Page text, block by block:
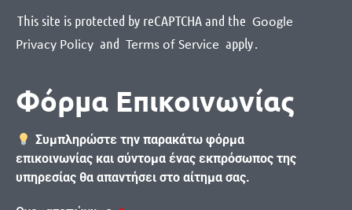
This site is protected by reCAPTCHA and the Google
Privacy Policy and Terms of Service apply.
Φόρμα Επικοινωνίας
Συμπληρώστε την παρακάτω φόρμα
επικοινωνίας και σύντομα ένας εκπρόσωπος της
υπηρεσίας θα απαντήσει στο αίτημα σας.